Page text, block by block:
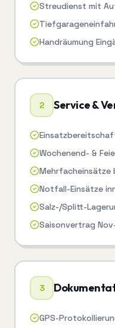
Streudienst mit
Handräumung
2 Service &
Wochenend- &
Mehrfacheinsätze
Notfall-Einsätze
Salz-/Splitt-
Saisonvertrag
3
GPS-